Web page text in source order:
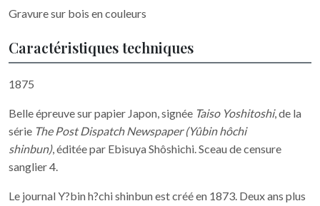
Gravure sur bois en couleurs
Caractéristiques techniques
1875
Belle épreuve sur papier Japon, signée Taiso Yoshitoshi, de la
série The Post Dispatch Newspaper (Yûbin hôchi
shinbun), éditée par Ebisuya Shôshichi. Sceau de censure
sanglier 4.
Le journal Y?bin h?chi shinbun est créé en 1873. Deux ans plus